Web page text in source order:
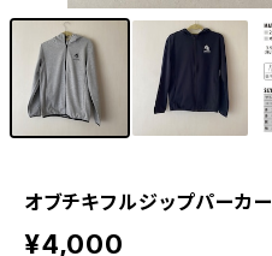
オブチキフルジップパーカー
¥4,000